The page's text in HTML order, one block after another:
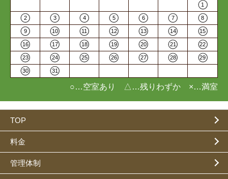
1
2 3 4 5 6 7 8
9 10 11 12 13 14 15
16 17 18 19 20 21 22
23 24 25 26 27 28 29
30 31
○…空室あり △…残りわずか ×…満室
TOP
料金
管理体制